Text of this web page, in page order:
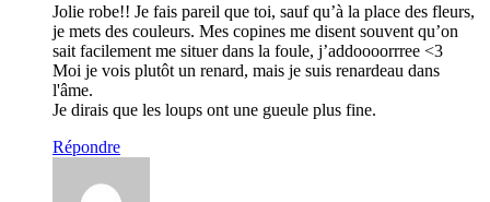
Jolie robe!! Je fais pareil que toi, sauf qu’à la place des fleurs,
je mets des couleurs. Mes copines me disent souvent qu’on
sait facilement me situer dans la foule, j’addoooorrree <3
Moi je vois plutôt un renard, mais je suis renardeau dans
l'âme.
Je dirais que les loups ont une gueule plus fine.
Répondre